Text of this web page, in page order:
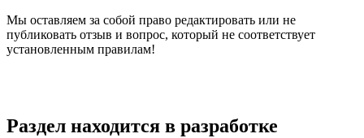
Мы оставляем за собой право редактировать или не
публиковать отзыв и вопрос, который не соответствует
установленным правилам!
Раздел находится в разработке